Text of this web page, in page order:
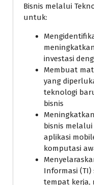
Bisnis melalui
untuk:
investasi
Membuat
yang
teknologi
bisnis
bisnis
aplikasi
komputasi
Informasi
tempat kerja,